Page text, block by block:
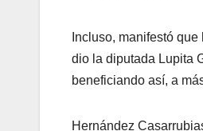
Incluso, manifestó
dio la diputada Lupita
beneficiando así, a
Hernández